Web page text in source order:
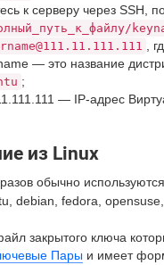
к серверу через SSH,
,
— это название
;
— IP-адрес
из Linux
обычно
debian, fedora,
закрытого ключа
Пары и имеет